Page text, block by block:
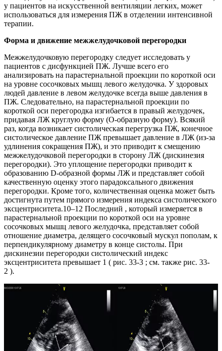
у пациентов на искусственной вентиляции легких, может
использоваться для измерения ПЖ в отделении интенсивной
терапии.
Форма и движение межжелудочковой перегородки
Межжелудочковую перегородку следует исследовать у
пациентов с дисфункцией ПЖ. Лучше всего его
анализировать на парастернальной проекции по короткой оси
на уровне сосочковых мышц левого желудочка. У здоровых
людей давление в левом желудочке всегда выше давления в
ПЖ. Следовательно, на парастернальной проекции по
короткой оси перегородка изгибается в правый желудочек,
придавая ЛЖ круглую форму (О-образную форму). Всякий
раз, когда возникает систолическая перегрузка ПЖ, конечное
систолическое давление ПЖ превышает давление в ЛЖ (из-за
удлинения сокращения ПЖ), и это приводит к смещению
межжелудочковой перегородки в сторону ЛЖ (дискинезия
перегородки). Это уплощение перегородки приводит к
образованию D-образной формы ЛЖ и представляет собой
качественную оценку этого парадоксального движения
перегородки. Кроме того, количественная оценка может быть
достигнута путем прямого измерения индекса систолического
эксцентриситета.10–12 Последний , который измеряется в
парастернальной проекции по короткой оси на уровне
сосочковых мышц левого желудочка, представляет собой
отношение диаметра, делящего сосочковый мускул пополам, к
перпендикулярному диаметру в конце систолы. При
дискинезии перегородки систолический индекс
эксцентриситета превышает 1 ( рис. 33-3 ; см. также рис. 33-
2 ).